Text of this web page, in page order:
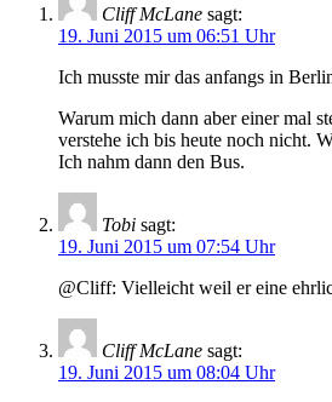
Cliff McLane sagt:
19. Juni 2015 um 06:51 Uhr
Ich musste mir das anfangs in
Warum mich dann aber einer mal
verstehe ich bis heute noch nicht.
Ich nahm dann den Bus.
Tobi sagt:
19. Juni 2015 um 07:54 Uhr
@Cliff: Vielleicht weil er eine
Cliff McLane sagt:
19. Juni 2015 um 08:04 Uhr